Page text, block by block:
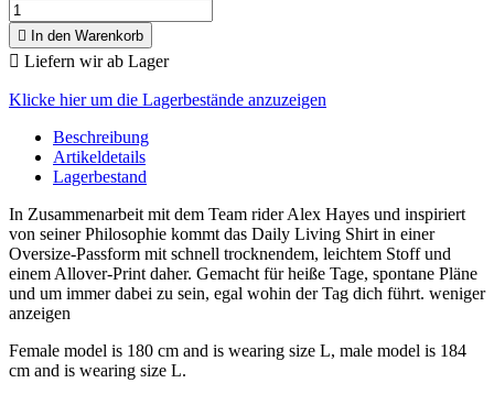
 In den Warenkorb
 Liefern wir ab Lager
Klicke hier um die Lagerbestände anzuzeigen
Beschreibung
Artikeldetails
Lagerbestand
In Zusammenarbeit mit dem Team rider Alex Hayes und inspiriert
von seiner Philosophie kommt das Daily Living Shirt in einer
Oversize-Passform mit schnell trocknendem, leichtem Stoff und
einem Allover-Print daher. Gemacht für heiße Tage, spontane Pläne
und um immer dabei zu sein, egal wohin der Tag dich führt. weniger
anzeigen
Female model is 180 cm and is wearing size L, male model is 184
cm and is wearing size L.